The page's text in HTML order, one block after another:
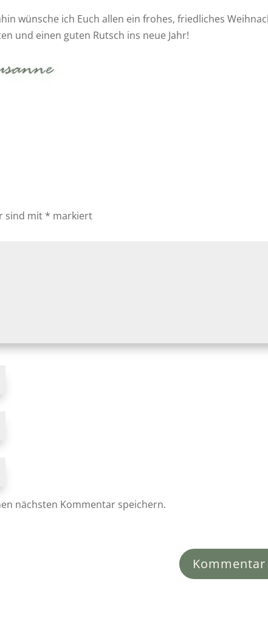
wünsche ich Euch allen ein frohes, friedliches
und einen guten Rutsch ins neue Jahr!
sind mit * markiert
nächsten Kommentar speichern.